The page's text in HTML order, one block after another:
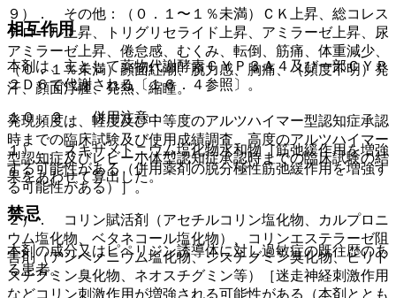
相互作用
本剤は、主として薬物代謝酵素ＣＹＰ３Ａ４及び一部ＣＹＰ
２Ｄ６で代謝される〔１６．４参照〕。
１０．２． 併用注意：
１）． スキサメトニウム塩化物水和物［筋弛緩作用を増強
する可能性がある（併用薬剤の脱分極性筋弛緩作用を増強す
る可能性がある）］。
２）． コリン賦活剤（アセチルコリン塩化物、カルプロニ
ウム塩化物、ベタネコール塩化物）、コリンエステラーゼ阻
害剤（アンベノニウム塩化物、ジスチグミン臭化物、ピリド
スチグミン臭化物、ネオスチグミン等）［迷走神経刺激作用
などコリン刺激作用が増強される可能性がある（本剤ととも
９）． その他：（０．１〜１％未満）ＣＫ上昇、総コレス
テロール上昇、トリグリセライド上昇、アミラーゼ上昇、尿
アミラーゼ上昇、倦怠感、むくみ、転倒、筋痛、体重減少、
（０．１％未満）顔面紅潮、脱力感、胸痛、（頻度不明）発
汗、顔面浮腫、発熱、縮瞳。
発現頻度は、軽度及び中等度のアルツハイマー型認知症承認
時までの臨床試験及び使用成績調査、高度のアルツハイマー
型認知症及びレビー小体型認知症承認時までの臨床試験の結
果をあわせて算出した。
禁忌
本剤の成分又はピペリジン誘導体に対し過敏症の既往歴のあ
る患者。